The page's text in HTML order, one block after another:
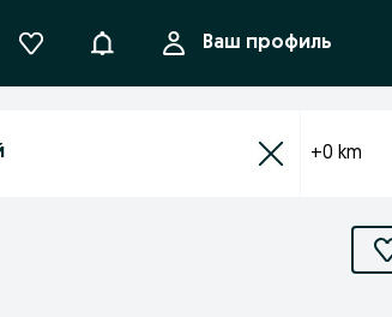
УведомленияВаш профиль
+0 km